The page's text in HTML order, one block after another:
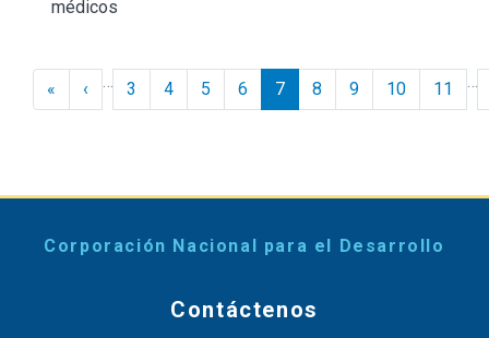
médicos
Paginación
« « Inicio
‹ ‹ Anterior
… 3 4 5 6 7 8 9 10 11 …
Corporación Nacional para el Desarrollo
Contáctenos